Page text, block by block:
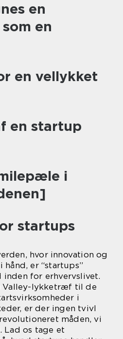
en
en
en vellykket
en startup
i
startups
hvor innovation og
er “startups”
for erhvervslivet.
Valley-lykketræf til de
i
er der ingen tvivl
måden, vi
os tage et